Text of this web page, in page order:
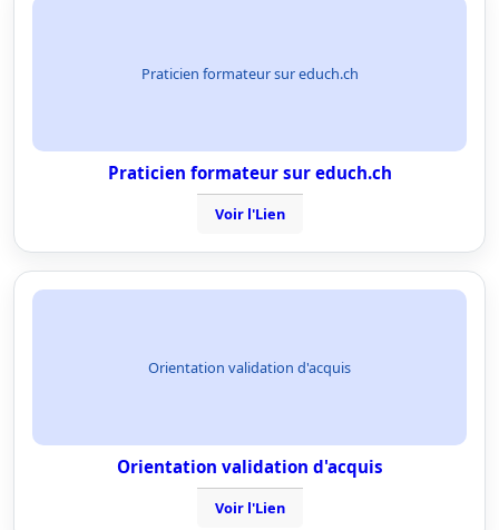
Praticien formateur sur educh.ch
Praticien formateur sur educh.ch
Voir l'Lien
Orientation validation d'acquis
Orientation validation d'acquis
Voir l'Lien